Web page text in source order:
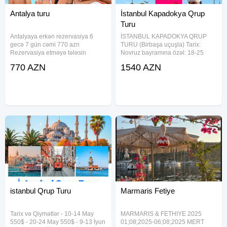
Antalya turu
Antalyaya erkən rezervasiya 6
gecə 7 gün cəmi 770 azn
Rezervasiya etməyə tələsin
yüksələcək. KEMER PARADISE
770 AZN
İstanbul Kapadokya Qrup
Turu
İSTANBUL KAPADOKYA QRUP
TURU (Birbaşa uçuşla) Tarix:
Novruz bayramına özəl: 18-25
müddəti (7 gecə 8 gün) Tura
1540 AZN
istanbul Qrup Turu
Tarix və Qiymətlər - 10-14 May
550$ - 20-24 May 550$ - 9-13 İyun
Marmaris Fetiye
MARMARIS & FETHIYE 2025
01;08;2025-06;08;2025 MERT